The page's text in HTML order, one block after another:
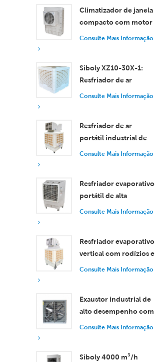
Climatizador de janela
compacto com motor
axial, resfriamento
médios.
Consulte Mais Informação
Siboly XZ10-30X-1:
Resfriador de ar
evaporativo industrial
Consulte Mais Informação
Resfriador de ar
portátil industrial de
18.000 m³/h com
grandes espaços.
Consulte Mais Informação
Resfriador evaporativo
portátil de alta
eficiência com
remoto.
Consulte Mais Informação
Resfriador evaporativo
vertical com rodízios e
controle remoto, com
Consulte Mais Informação
Exaustor industrial de
alto desempenho com
vazão de ar de 37.000
Consulte Mais Informação
Siboly 4000 m³/h